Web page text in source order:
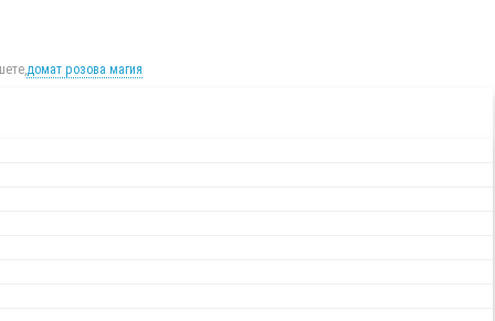
домат розова магия